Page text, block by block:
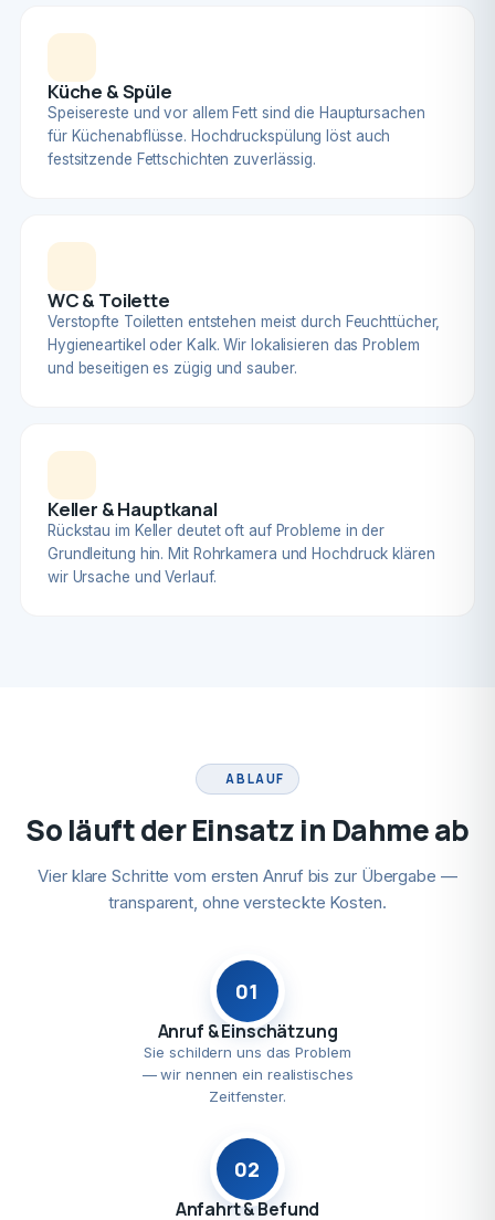
Küche & Spüle
Speisereste und vor allem Fett sind die Hauptursachen
für Küchenabflüsse. Hochdruckspülung löst auch
festsitzende Fettschichten zuverlässig.
WC & Toilette
Verstopfte Toiletten entstehen meist durch Feuchttücher,
Hygieneartikel oder Kalk. Wir lokalisieren das Problem
und beseitigen es zügig und sauber.
Keller & Hauptkanal
Rückstau im Keller deutet oft auf Probleme in der
Grundleitung hin. Mit Rohrkamera und Hochdruck klären
wir Ursache und Verlauf.
ABLAUF
So läuft der Einsatz in Dahme ab
Vier klare Schritte vom ersten Anruf bis zur Übergabe —
transparent, ohne versteckte Kosten.
01
Anruf & Einschätzung
Sie schildern uns das Problem
— wir nennen ein realistisches
Zeitfenster.
02
Anfahrt & Befund